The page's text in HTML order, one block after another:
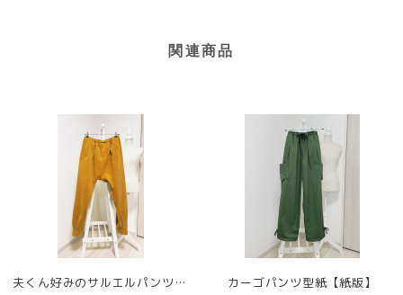
関連商品
夫くん好みのサルエルパンツ型紙【DL版】 カーゴパンツ型紙【紙版】